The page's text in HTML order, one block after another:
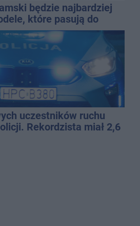
będzie najbardziej
które pasują do
uczestników ruchu
Rekordzista miał 2,6